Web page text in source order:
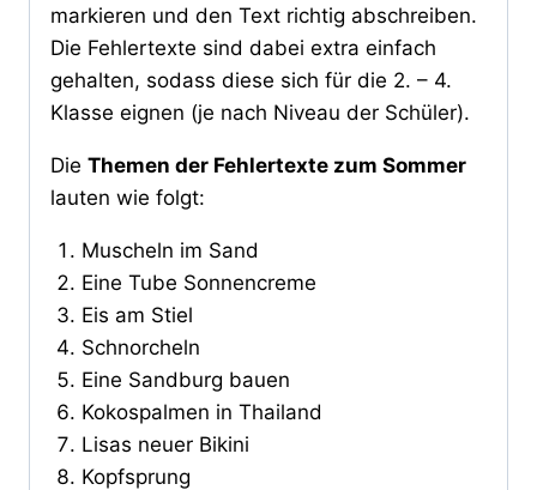
markieren und den Text richtig abschreiben.
Die Fehlertexte sind dabei extra einfach
gehalten, sodass diese sich für die 2. – 4.
Klasse eignen (je nach Niveau der Schüler).
Die Themen der Fehlertexte zum Sommer
lauten wie folgt:
Muscheln im Sand
Eine Tube Sonnencreme
Eis am Stiel
Schnorcheln
Eine Sandburg bauen
Kokospalmen in Thailand
Lisas neuer Bikini
Kopfsprung